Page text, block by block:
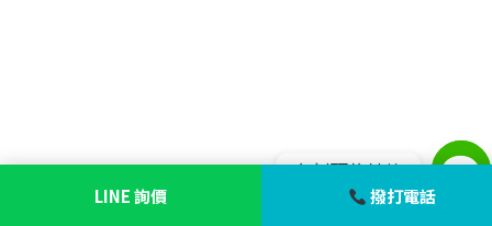
LINE 詢價 撥打電話
立刻預約諮詢